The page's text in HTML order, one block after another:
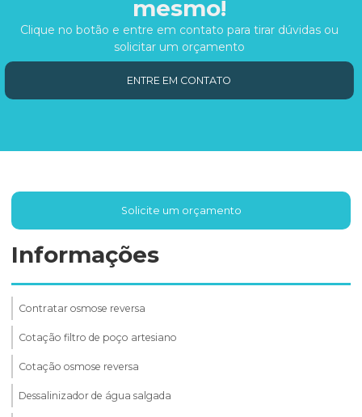
mesmo!
Clique no botão e entre em contato para tirar dúvidas ou
solicitar um orçamento
ENTRE EM CONTATO
Solicite um orçamento
Informações
Contratar osmose reversa
Cotação filtro de poço artesiano
Cotação osmose reversa
Dessalinizador de água salgada